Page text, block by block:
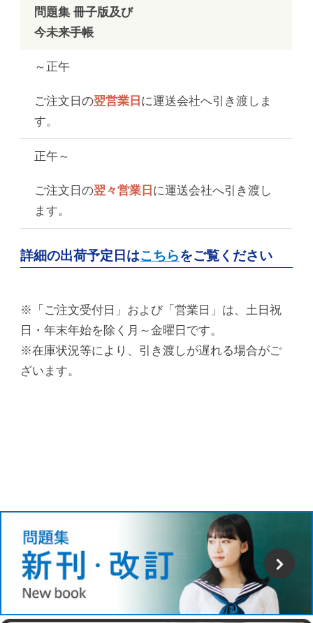
問題集 冊子版及び
今未来手帳
～正午
ご注文日の翌営業日に運送会社へ引き渡しま
す。
正午～
ご注文日の翌々営業日に運送会社へ引き渡し
ます。
詳細の出荷予定日はこちらをご覧ください
※「ご注文受付日」および「営業日」は、土日祝
日・年末年始を除く月～金曜日です。
※在庫状況等により、引き渡しが遅れる場合がご
ざいます。